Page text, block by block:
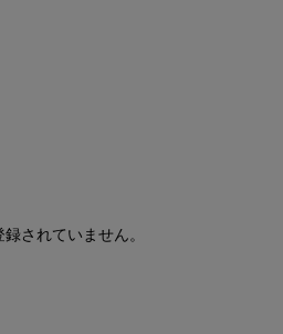
されていません。